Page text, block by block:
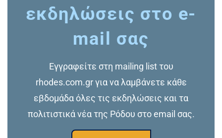
εκδηλώσεις στο e-
mail σας
Εγγραφείτε στη mailing list του
rhodes.com.gr για να λαμβάνετε κάθε
εβδομάδα όλες τις εκδηλώσεις και τα
πολιτιστικά νέα της Ρόδου στο email σας.